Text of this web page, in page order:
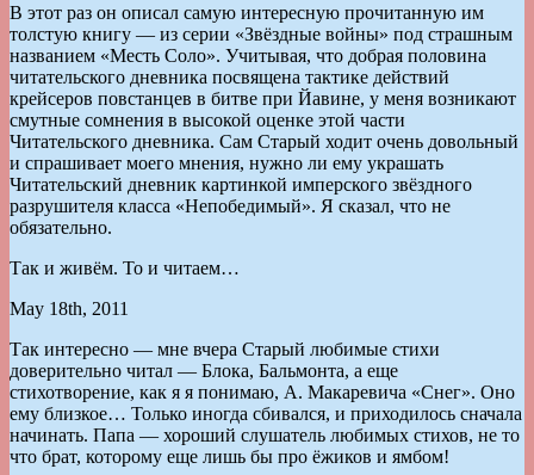
В этот раз он описал самую интересную прочитанную им
толстую книгу — из серии «Звёздные войны» под страшным
названием «Месть Соло». Учитывая, что добрая половина
читательского дневника посвящена тактике действий
крейсеров повстанцев в битве при Йавине, у меня возникают
смутные сомнения в высокой оценке этой части
Читательского дневника. Сам Старый ходит очень довольный
и спрашивает моего мнения, нужно ли ему украшать
Читательский дневник картинкой имперского звёздного
разрушителя класса «Непобедимый». Я сказал, что не
обязательно.
Так и живём. То и читаем…
May 18th, 2011
Так интересно — мне вчера Старый любимые стихи
доверительно читал — Блока, Бальмонта, а еще
стихотворение, как я я понимаю, А. Макаревича «Снег». Оно
ему близкое… Только иногда сбивался, и приходилось сначала
начинать. Папа — хороший слушатель любимых стихов, не то
что брат, которому еще лишь бы про ёжиков и ямбом!